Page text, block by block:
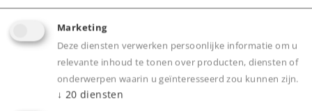
Product
Marketing
Deze diensten verwerken persoonlijke informatie om u
relevante inhoud te tonen over producten, diensten of
onderwerpen waarin u geïnteresseerd zou kunnen zijn.
↓ 20 diensten